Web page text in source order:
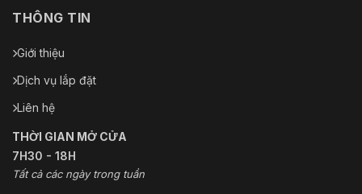
THÔNG TIN
Giới thiệu
Dịch vụ lắp đặt
Liên hệ
THỜI GIAN MỞ CỬA
7H30 - 18H
Tất cả các ngày trong tuần